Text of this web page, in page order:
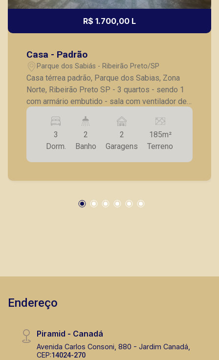
R$ 1.700,00 L
Casa - Padrão
Parque dos Sabiás - Ribeirão Preto/SP
Casa térrea padrão, Parque dos Sabias, Zona
Norte, Ribeirão Preto SP - 3 quartos - sendo 1
com armário embutido - sala com ventilador de
teto - sala de jantar integrado a cozinha -
cozinha planejada - banheiro social com box
blindex - varanda com forno de pizza e forno a
lenha - quarto e banheiro de serviço - quintal -
garagem para 2 veículos, churrasqueira A
clientes com agilidade e segurança, em locação,
nos principais lançamentos da cidade de
3
Dorm.
2
Banho
2
Garagens
185m²
Terreno
Endereço
Piramid - Canadá
Avenida Carlos Consoni, 880 - Jardim Canadá,
CEP:14024-270